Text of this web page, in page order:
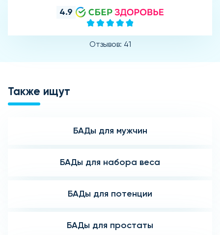
4.9
Отзывов: 41
Также ищут
БАДы для мужчин
БАДы для набора веса
БАДы для потенции
БАДы для простаты